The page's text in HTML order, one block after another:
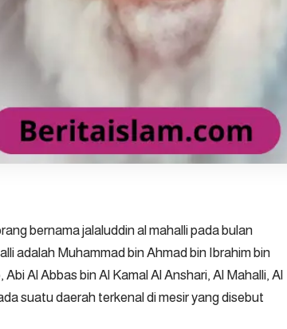
bernama jalaluddin al mahalli pada bulan
adalah Muhammad bin Ahmad bin Ibrahim bin
Al Abbas bin Al Kamal Al Anshari, Al Mahalli, Al
suatu daerah terkenal di mesir yang disebut